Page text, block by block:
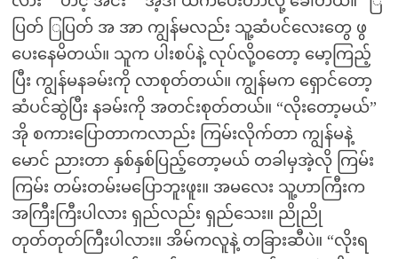
ပြတ် ြပြတ် အ အာ ကျွန်မလည်း သူ့ဆံပင်လေးတွေ ဖွ
ပေးနေမိတယ်။ သူက ပါးစပ်နဲ့ လုပ်လို့ဝတော့ မော့ကြည့်
ပြီး ကျွန်မနခမ်းကို လာစုတ်တယ်။ ကျွန်မက ရှောင်တော့
ဆံပင်ဆွဲပြီး နခမ်းကို အတင်းစုတ်တယ်။ “လိုးတော့မယ်”
အို စကားပြောတာကလာည်း ကြမ်းလိုက်တာ ကျွန်မနဲ့
မောင် ညားတာ နှစ်နှစ်ပြည့်တော့မယ် တခါမှအဲ့လို ကြမ်း
ကြမ်း တမ်းတမ်းမပြောဘူးဖူး။ အမလေး သူ့ဟာကြီးက
အကြီးကြီးပါလား ရှည်လည်း ရှည်သေး။ ညိုညို
တုတ်တုတ်ကြီးပါလား။ အိမ်ကလူနဲ့ တခြားဆီပဲ။ “လိုးရ